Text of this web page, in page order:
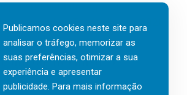
first está de regresso aos
integrando o Top Wellbeing 2026.
um talento místico.»
Publicamos cookies neste site para
analisar o tráfego, memorizar as
suas preferências, otimizar a sua
experiência e apresentar
publicidade. Para mais informação